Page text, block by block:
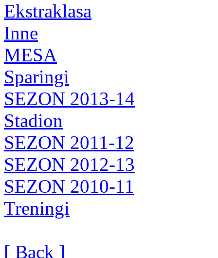
Ekstraklasa
Inne
MESA
Sparingi
SEZON 2013-14
Stadion
SEZON 2011-12
SEZON 2012-13
SEZON 2010-11
Treningi
[ Back ]